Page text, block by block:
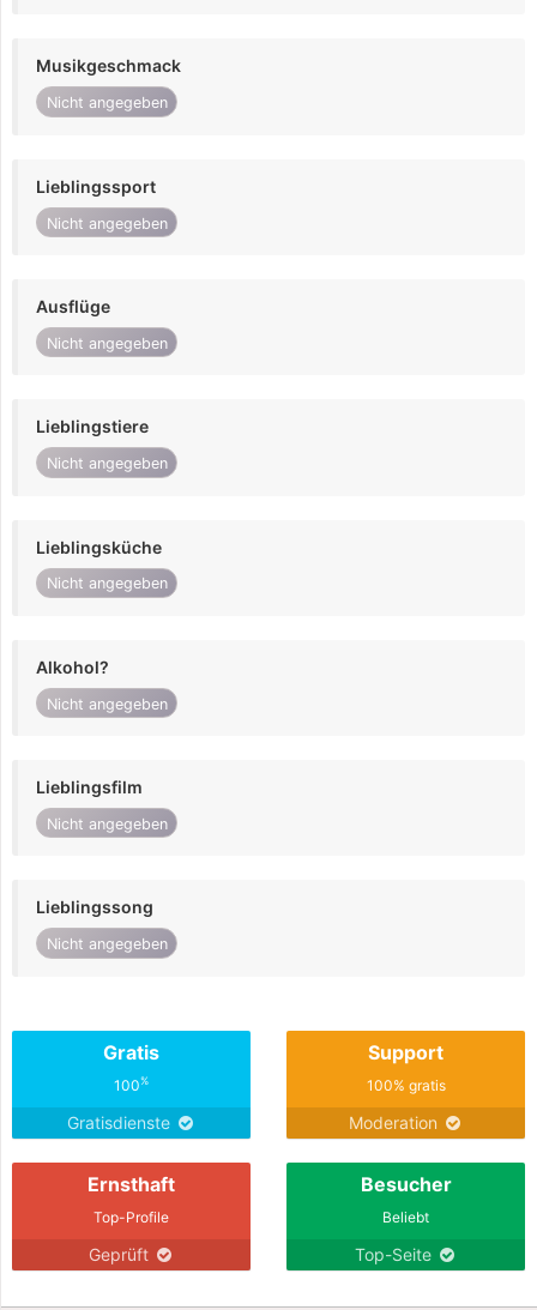
Musikgeschmack
Nicht angegeben
Lieblingssport
Nicht angegeben
Ausflüge
Nicht angegeben
Lieblingstiere
Nicht angegeben
Lieblingsküche
Nicht angegeben
Alkohol?
Nicht angegeben
Lieblingsfilm
Nicht angegeben
Lieblingssong
Nicht angegeben
Gratis
100%
Gratisdienste
Support
100% gratis
Moderation
Ernsthaft
Top-Profile
Geprüft
Besucher
Beliebt
Top-Seite